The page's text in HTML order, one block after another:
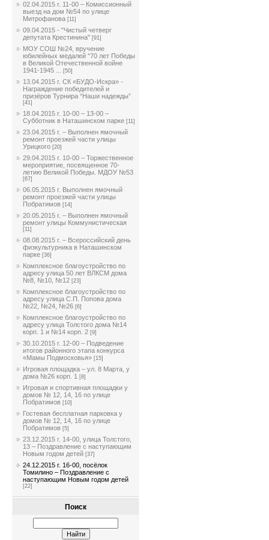
02.04.2015 г. 11-00 – Комиссионный
выезд на дом №54 по улице
Митрофанова [11]
09.04.2015 - "Чистый четверг
депутата Крестинина" [91]
МОУ СОШ №24, вручение
юбилейных медалей "70 лет Победы
в Великой Отечественной войне
1941-1945 ...
[50]
13.04.2015 г. СК «БУДО-Искра» -
Награждение победителей и
призёров Турнира “Наши надежды”
[41]
18.04.2015 г. 10-00 – 13-00 –
Субботник в Наташинском парке [11]
23.04.2015 г. – Выполнен ямочный
ремонт проезжей части улицы
Урицкого [20]
29.04.2015 г. 10-00 – Торжественное
мероприятие, посвященное 70-
летию Великой Победы. МДОУ №53
[67]
06.05.2015 г. Выполнен ямочный
ремонт проезжей части улицы
Побратимов [14]
20.05.2015 г. – Выполнен ямочный
ремонт улицы Коммунистическая
[11]
08.08.2015 г. – Всероссийский день
физкультурника в Наташинском
парке [36]
Комплексное благоустройство по
адресу улица 50 лет ВЛКСМ дома
№8, №10, №12 [23]
Комплексное благоустройство по
адресу улица С.П. Попова дома
№22, №24, №26 [6]
Комплексное благоустройство по
адресу улица Толстого дома №14
корп. 1 и №14 корп. 2 [9]
30.10.2015 г. 12-00 – Подведение
итогов районного этапа конкурса
«Мамы Подмосковья» [15]
Игровая площадка – ул. 8 Марта, у
дома №26 корп. 1 [8]
Игровая и спортивная площадки у
домов № 12, 14, 16 по улице
Побратимов [10]
Гостевая бесплатная парковка у
домов № 12, 14, 16 по улице
Побратимов [5]
23.12.2015 г. 14-00, улица Толстого,
13 – Поздравление с наступающим
Новым годом детей [37]
24.12.2015 г. 16-00, посёлок
Томилино – Поздравление с
наступающим Новым годом детей
[22]
Поиск